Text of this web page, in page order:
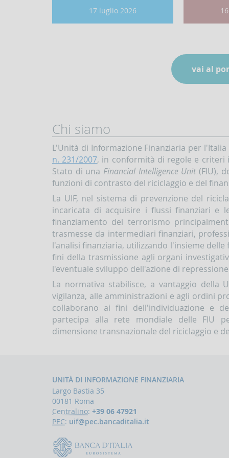
Data
17 luglio 2026
vai al
Chi siamo
L'Unità di Informazione Finanziaria per
n. 231/2007, in conformità di regole e criteri
Stato di una Financial Intelligence Unit(FIU),
funzioni di contrasto del riciclaggio e del
La UIF, nel sistema di prevenzione del
incaricata di acquisire i flussi finanziari e
finanziamento del terrorismo
trasmesse da intermediari finanziari,
l'analisi finanziaria, utilizzando l'insieme
fini della trasmissione agli organi
l'eventuale sviluppo dell'azione di
La normativa stabilisce, a vantaggio della
vigilanza, alle amministrazioni e agli ordini
collaborano ai fini dell'individuazione e
partecipa alla rete mondiale delle FIU
dimensione transnazionale del riciclaggio e
UNITÀ DI INFORMAZIONE FINANZIARIA
Largo Bastia 35
00181 Roma
Centralino: +39 06 47921
PEC: uif@pec.bancaditalia.it